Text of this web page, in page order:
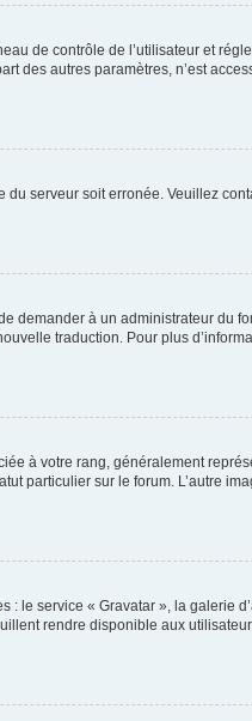
de contrôle de l’utilisateur et
des autres paramètres, n’est
du serveur soit erronée. Veuillez
demander à un administrateur du
traduction. Pour plus
à votre rang, généralement
particulier sur le forum. L’autre
le service « Gravatar », la galerie
rendre disponible aux